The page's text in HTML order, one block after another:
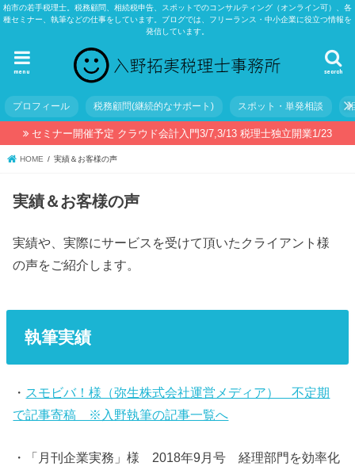
柏市の若手税理士。税務顧問、相続税申告、スポットでのコンサルティング（オンライン可）、各
種セミナー、執筆などの仕事をしています。ブログでは、フリーランス・中小企業に役立つ情報を
発信しています。
search
menu
プロフィール 税務顧問(継続的なサポート) スポット・単発相談
セミナー開催予定 クラウド会計入門3/7,3/13 税理士独立開業1/23
HOME 実績＆お客様の声
実績＆お客様の声
実績や、実際にサービスを受けて頂いたクライアント様
の声をご紹介します。
執筆実績
・ スモビバ！様（弥生株式会社運営メディア） 不定期
で記事寄稿 ※入野執筆の記事一覧へ
・「月刊企業実務」様 2018年9月号 経理部門を効率化